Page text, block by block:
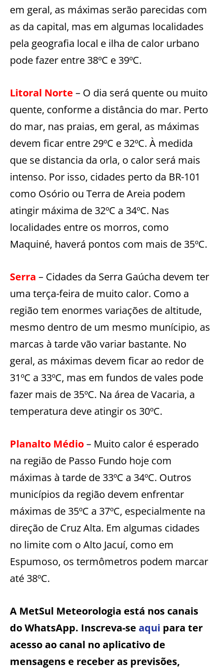
em geral, as máximas serão parecidas com
as da capital, mas em algumas localidades
pela geografia local e ilha de calor urbano
pode fazer entre 38ºC e 39ºC.
Litoral Norte – O dia será quente ou muito
quente, conforme a distância do mar. Perto
do mar, nas praias, em geral, as máximas
devem ficar entre 29ºC e 32ºC. À medida
que se distancia da orla, o calor será mais
intenso. Por isso, cidades perto da BR-101
como Osório ou Terra de Areia podem
atingir máxima de 32ºC a 34ºC. Nas
localidades entre os morros, como
Maquiné, haverá pontos com mais de 35ºC.
Serra – Cidades da Serra Gaúcha devem ter
uma terça-feira de muito calor. Como a
região tem enormes variações de altitude,
mesmo dentro de um mesmo munícipio, as
marcas à tarde vão variar bastante. No
geral, as máximas devem ficar ao redor de
31ºC a 33ºC, mas em fundos de vales pode
fazer mais de 35ºC. Na área de Vacaria, a
temperatura deve atingir os 30ºC.
Planalto Médio– Muito calor é esperado
na região de Passo Fundo hoje com
máximas à tarde de 33ºC a 34ºC. Outros
municípios da região devem enfrentar
máximas de 35ºC a 37ºC, especialmente na
direção de Cruz Alta. Em algumas cidades
no limite com o Alto Jacuí, como em
Espumoso, os termômetros podem marcar
até 38ºC.
A MetSul Meteorologia está nos canais
do WhatsApp. Inscreva-se aqui para ter
acesso ao canal no aplicativo de
mensagens e receber as previsões,